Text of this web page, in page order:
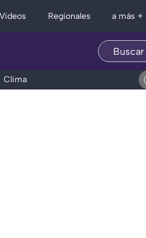
Videos Regionales a más +
Clima